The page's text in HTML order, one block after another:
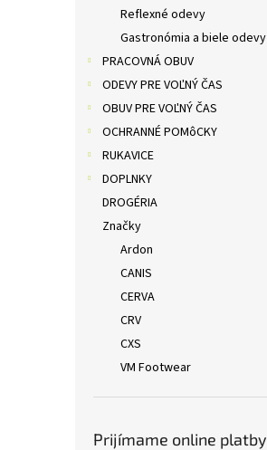
Reflexné odevy
Gastronómia a biele odevy
PRACOVNÁ OBUV
ODEVY PRE VOĽNÝ ČAS
OBUV PRE VOĽNÝ ČAS
OCHRANNÉ POMôCKY
RUKAVICE
DOPLNKY
DROGÉRIA
Značky
Ardon
CANIS
CERVA
CRV
CXS
VM Footwear
Prijímame online platby